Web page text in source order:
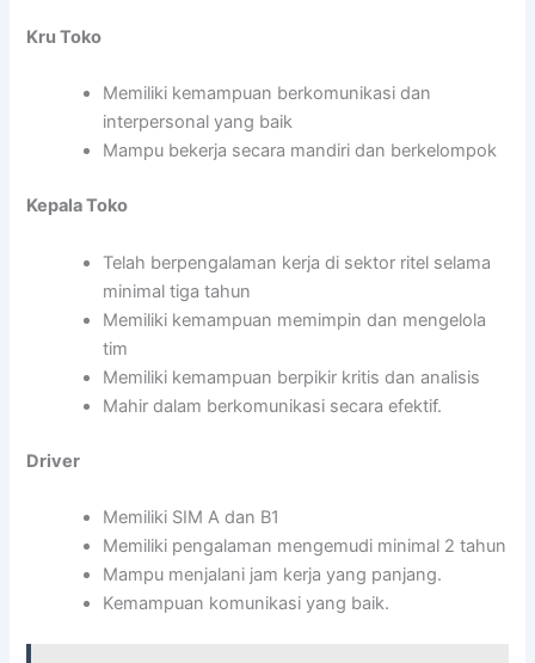
Kru Toko
Memiliki kemampuan berkomunikasi dan
interpersonal yang baik
Mampu bekerja secara mandiri dan berkelompok
Kepala Toko
Telah berpengalaman kerja di sektor ritel selama
minimal tiga tahun
Memiliki kemampuan memimpin dan mengelola
tim
Memiliki kemampuan berpikir kritis dan analisis
Mahir dalam berkomunikasi secara efektif.
Driver
Memiliki SIM A dan B1
Memiliki pengalaman mengemudi minimal 2 tahun
Mampu menjalani jam kerja yang panjang.
Kemampuan komunikasi yang baik.